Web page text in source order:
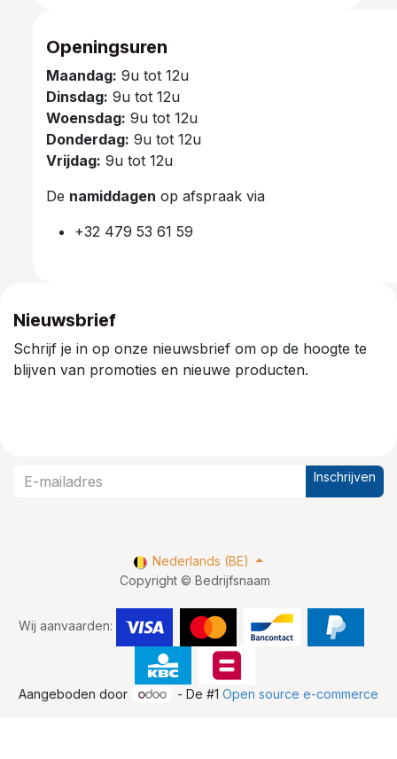
Openingsuren
Maandag: 9u tot 12u
Dinsdag: 9u tot 12u
Woensdag: 9u tot 12u
Donderdag: 9u tot 12u
Vrijdag: 9u tot 12u
De namiddagen op afspraak via
+32 479 53 61 59
Nieuwsbrief
Schrijf je in op onze nieuwsbrief om op de hoogte te
blijven van promoties en nieuwe producten.
Inschrijven
Copyright © Bedrijfsnaam
Wij aanvaarden:
Nederlands (BE)
Aangeboden door - De #1Open source e-commerce